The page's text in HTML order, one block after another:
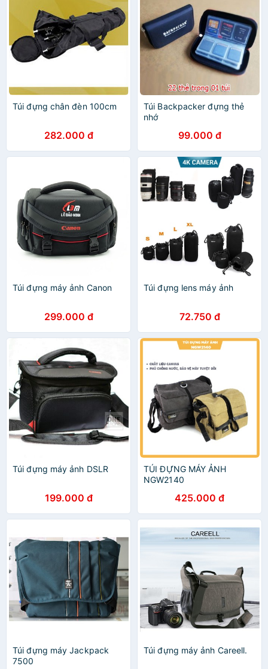
Túi đựng chân đèn 100cm
282.000 đ
Túi Backpacker đựng thẻ
nhớ
99.000 đ
Túi đựng máy ảnh Canon
299.000 đ
Túi đựng lens máy ảnh
72.750 đ
Túi đựng máy ảnh DSLR
199.000 đ
TÚI ĐỰNG MÁY ẢNH
NGW2140
425.000 đ
Túi đựng máy Jackpack
7500
Túi đựng máy ảnh Careell.